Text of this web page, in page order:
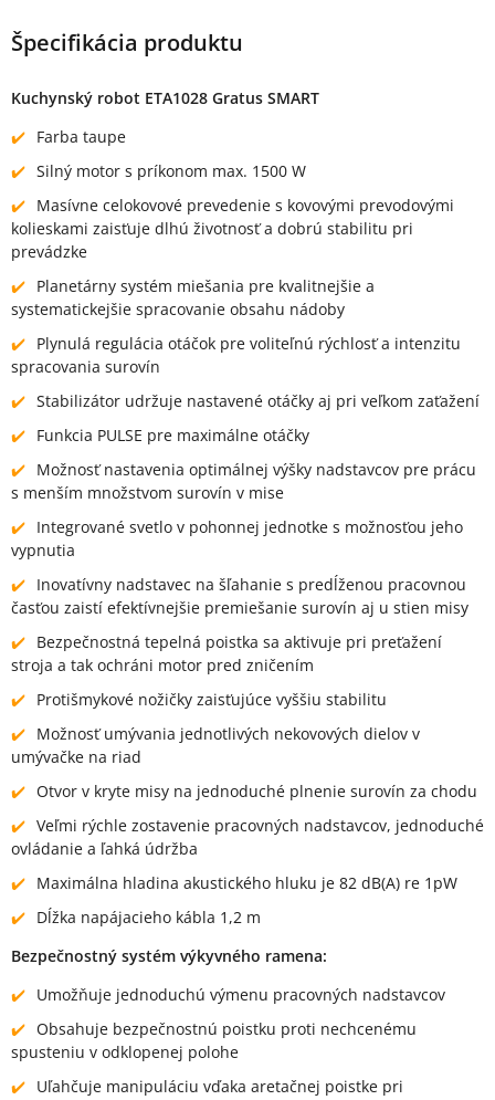
Špecifikácia produktu
Kuchynský robot ETA1028 Gratus SMART
Farba taupe
Silný motor s príkonom max. 1500 W
Masívne celokovové prevedenie s kovovými prevodovými
kolieskami zaisťuje dlhú životnosť a dobrú stabilitu pri
prevádzke
Planetárny systém miešania pre kvalitnejšie a
systematickejšie spracovanie obsahu nádoby
Plynulá regulácia otáčok pre voliteľnú rýchlosť a intenzitu
spracovania surovín
Stabilizátor udržuje nastavené otáčky aj pri veľkom zaťažení
Funkcia PULSE pre maximálne otáčky
Možnosť nastavenia optimálnej výšky nadstavcov pre prácu
s menším množstvom surovín v mise
Integrované svetlo v pohonnej jednotke s možnosťou jeho
vypnutia
Inovatívny nadstavec na šľahanie s predĺženou pracovnou
časťou zaistí efektívnejšie premiešanie surovín aj u stien misy
Bezpečnostná tepelná poistka sa aktivuje pri preťažení
stroja a tak ochráni motor pred zničením
Protišmykové nožičky zaisťujúce vyššiu stabilitu
Možnosť umývania jednotlivých nekovových dielov v
umývačke na riad
Otvor v kryte misy na jednoduché plnenie surovín za chodu
Veľmi rýchle zostavenie pracovných nadstavcov, jednoduché
ovládanie a ľahká údržba
Maximálna hladina akustického hluku je 82 dB(A) re 1pW
Dĺžka napájacieho kábla 1,2 m
Bezpečnostný systém výkyvného ramena:
Umožňuje jednoduchú výmenu pracovných nadstavcov
Obsahuje bezpečnostnú poistku proti nechcenému
spusteniu v odklopenej polohe
Uľahčuje manipuláciu vďaka aretačnej poistke pri